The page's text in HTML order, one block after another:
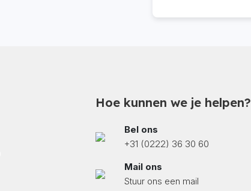
Hoe kunnen we je helpen?
Bel ons
+31 (0222) 36 30 60
Mail ons
Stuur ons een mail